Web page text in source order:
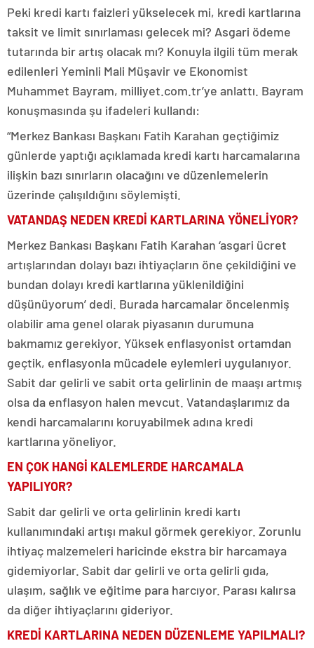
Peki kredi kartı faizleri yükselecek mi, kredi kartlarına
taksit ve limit sınırlaması gelecek mi? Asgari ödeme
tutarında bir artış olacak mı? Konuyla ilgili tüm merak
edilenleri Yeminli Mali Müşavir ve Ekonomist
Muhammet Bayram, milliyet.com.tr’ye anlattı. Bayram
konuşmasında şu ifadeleri kullandı:
“Merkez Bankası Başkanı Fatih Karahan geçtiğimiz
günlerde yaptığı açıklamada kredi kartı harcamalarına
ilişkin bazı sınırların olacağını ve düzenlemelerin
üzerinde çalışıldığını söylemişti.
VATANDAŞ NEDEN KREDİ KARTLARINA YÖNELİYOR?
Merkez Bankası Başkanı Fatih Karahan ‘asgari ücret
artışlarından dolayı bazı ihtiyaçların öne çekildiğini ve
bundan dolayı kredi kartlarına yüklenildiğini
düşünüyorum’ dedi. Burada harcamalar öncelenmiş
olabilir ama genel olarak piyasanın durumuna
bakmamız gerekiyor. Yüksek enflasyonist ortamdan
geçtik, enflasyonla mücadele eylemleri uygulanıyor.
Sabit dar gelirli ve sabit orta gelirlinin de maaşı artmış
olsa da enflasyon halen mevcut. Vatandaşlarımız da
kendi harcamalarını koruyabilmek adına kredi
kartlarına yöneliyor.
EN ÇOK HANGİ KALEMLERDE HARCAMALA
YAPILIYOR?
Sabit dar gelirli ve orta gelirlinin kredi kartı
kullanımındaki artışı makul görmek gerekiyor. Zorunlu
ihtiyaç malzemeleri haricinde ekstra bir harcamaya
gidemiyorlar. Sabit dar gelirli ve orta gelirli gıda,
ulaşım, sağlık ve eğitime para harcıyor. Parası kalırsa
da diğer ihtiyaçlarını gideriyor.
KREDİ KARTLARINA NEDEN DÜZENLEME YAPILMALI?